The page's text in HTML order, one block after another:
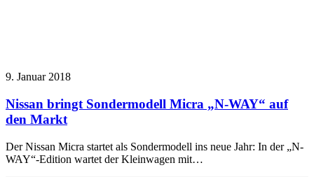
9. Januar 2018
Nissan bringt Sondermodell Micra „N-WAY“ auf
den Markt
Der Nissan Micra startet als Sondermodell ins neue Jahr: In der „N-
WAY“-Edition wartet der Kleinwagen mit…